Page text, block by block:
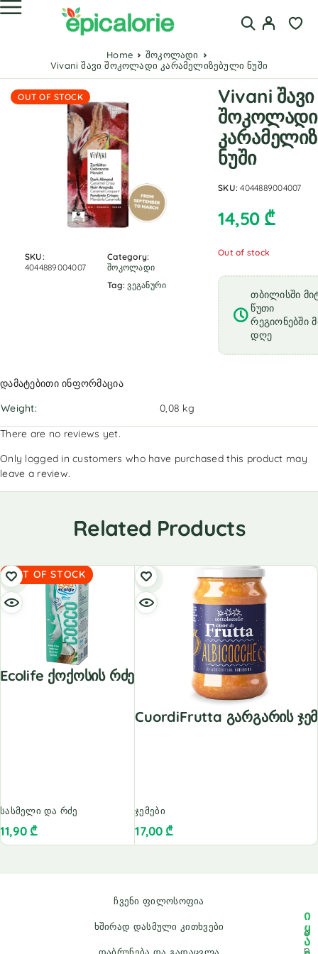
Home
შოკოლადი
Vivani შავი შოკოლადი კარამელიზებული ნუში
OUT OF STOCK
SKU:
4044889004007
Category:
შოკოლადი
Tag:ვეგანური
Vivani შავი
შოკოლადი
ნუში
SKU:4044889004007
14,50 ₾
Out of stock
თბილისში
წუთი
რეგიონებში
დღე
დამატებითი ინფორმაცია
Weight
0,08 kg
There are no reviews yet.
Only logged in customers who have purchased this product may
leave a review.
Related Products
OUT OF STOCK
Ecolife Ქოქოსის Რძე
სასმელი და რძე
11,90 ₾
CuordiFrutta Გარგარის
ჯემები
17,00 ₾
ჩვენი ფილოსოფია
ხშირად დასმული კითხვები
e
p
ი
ყ
ა